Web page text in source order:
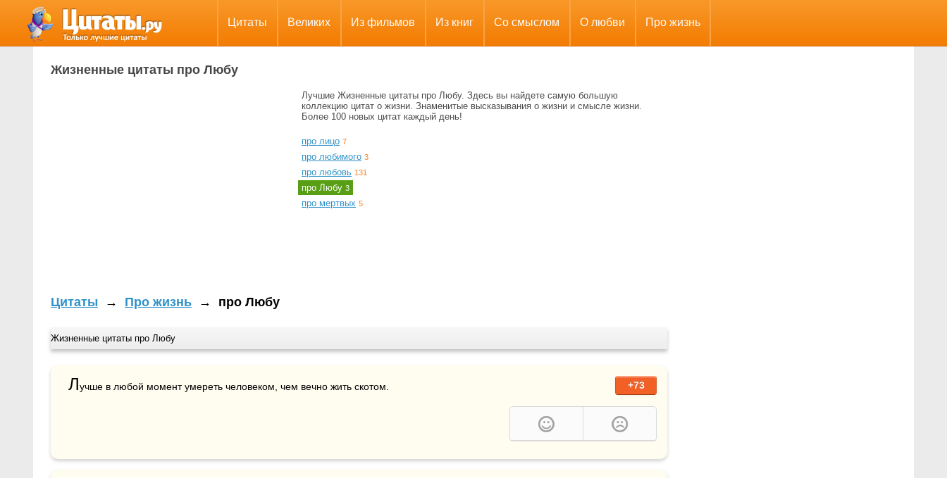
Цитаты Великих Из фильмов Из книг Со смыслом О любви Про жизнь
Жизненные цитаты про Любу
Лучшие Жизненные цитаты про Любу. Здесь вы найдете самую большую
коллекцию цитат о жизни. Знаменитые высказывания о жизни и смысле жизни.
Более 100 новых цитат каждый день!
про лицо 7
про любимого 3
про любовь 131
про Любу 3
про мертвых 5
Цитаты → Про жизнь → про Любу
Жизненные цитаты про Любу
+73
Лучше в любой момент умереть человеком, чем вечно жить скотом.